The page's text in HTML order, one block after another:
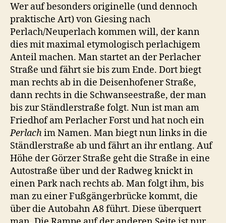
Wer auf besonders originelle (und dennoch
praktische Art) von Giesing nach
Perlach/Neuperlach kommen will, der kann
dies mit maximal etymologisch perlachigem
Anteil machen. Man startet an der Perlacher
Straße und fährt sie bis zum Ende. Dort biegt
man rechts ab in die Deisenhofener Straße,
dann rechts in die Schwanseestraße, der man
bis zur Ständlerstraße folgt. Nun ist man am
Friedhof am Perlacher Forst und hat noch ein
Perlachim Namen. Man biegt nun links in die
Ständlerstraße ab und fährt an ihr entlang. Auf
Höhe der Görzer Straße geht die Straße in eine
Autostraße über und der Radweg knickt in
einen Park nach rechts ab. Man folgt ihm, bis
man zu einer Fußgängerbrücke kommt, die
über die Autobahn A8 führt. Diese überquert